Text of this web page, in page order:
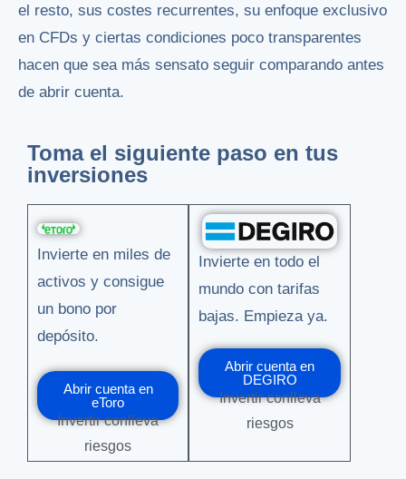
el resto, sus costes recurrentes, su enfoque exclusivo
en CFDs y ciertas condiciones poco transparentes
hacen que sea más sensato seguir comparando antes
de abrir cuenta.
Toma el siguiente paso en tus
inversiones
Invierte en miles de
activos y consigue
un bono por
depósito.
Abrir cuenta en
eToro
Invertir conlleva
riesgos
Invierte en todo el
mundo con tarifas
bajas. Empieza ya.
Abrir cuenta en
DEGIRO
Invertir conlleva
riesgos